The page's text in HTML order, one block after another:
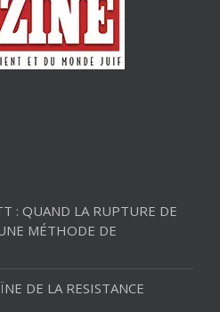
: QUAND LA RUPTURE DE
MÉTHODE DE
DE LA RESISTANCE